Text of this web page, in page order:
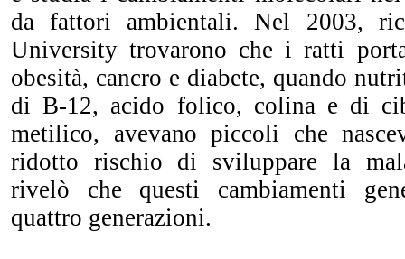
da fattori ambientali. Nel 2003,
University trovarono che i ratti
obesità, cancro e diabete, quando
di B-12, acido folico, colina e di
metilico, avevano piccoli che
ridotto rischio di sviluppare la
rivelò che questi cambiamenti
quattro generazioni.